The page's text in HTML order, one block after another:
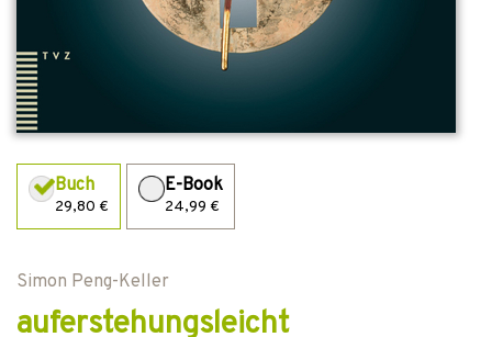
Buch
29,80 €
E-Book
24,99 €
Simon Peng-Keller
auferstehungsleicht